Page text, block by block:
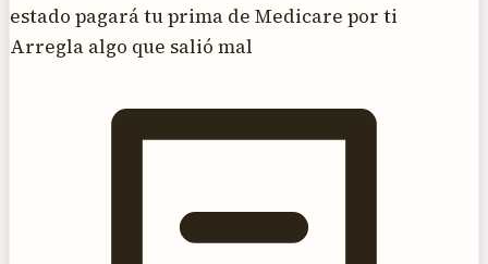
estado pagará tu prima de Medicare por ti
Arregla algo que salió mal